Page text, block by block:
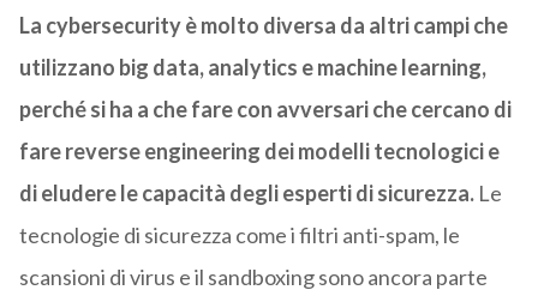
La cybersecurity è molto diversa da altri campi che
utilizzano big data, analytics e machine learning,
perché si ha a che fare con avversari che cercano di
fare reverse engineering dei modelli tecnologici e
di eludere le capacità degli esperti di sicurezza.Le
tecnologie di sicurezza come i filtri anti-spam, le
scansioni di virus e il sandboxing sono ancora parte